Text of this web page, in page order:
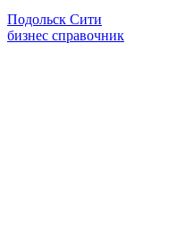
Подольск Сити
бизнес справочник